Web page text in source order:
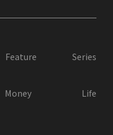
Feature Series
Money Life